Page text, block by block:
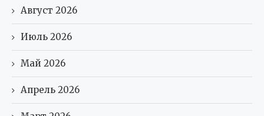
Август 2026
Июль 2026
Май 2026
Апрель 2026